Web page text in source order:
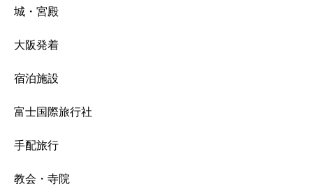
城・宮殿
大阪発着
宿泊施設
富士国際旅行社
手配旅行
教会・寺院